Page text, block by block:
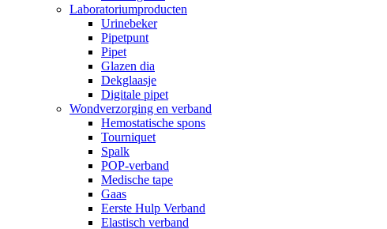
Laboratoriumproducten
Urinebeker
Pipetpunt
Pipet
Glazen dia
Dekglaasje
Digitale pipet
Wondverzorging en verband
Hemostatische spons
Tourniquet
Spalk
POP-verband
Medische tape
Gaas
Eerste Hulp Verband
Elastisch verband